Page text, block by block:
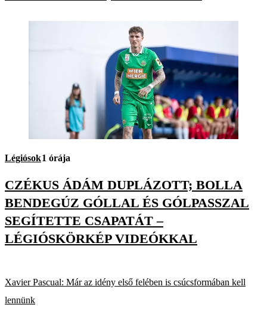
Légiósok1 órája
CZÉKUS ÁDÁM DUPLÁZOTT; BOLLA
BENDEGÚZ GÓLLAL ÉS GÓLPASSZAL
SEGÍTETTE CSAPATÁT –
LÉGIÓSKÖRKÉP VIDEÓKKAL
Xavier Pascual: Már az idény első felében is csúcsformában kell
lennünk